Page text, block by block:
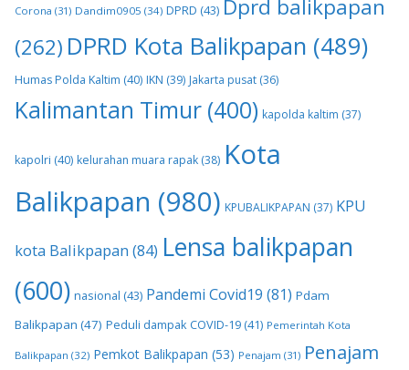
Corona (31) Dandim0905 (34) DPRD (43) Dprd balikpapan
(262) DPRD Kota Balikpapan (489)
Humas Polda Kaltim (40) IKN (39) Jakarta pusat (36)
Kalimantan Timur (400) kapolda kaltim (37)
kapolri (40) kelurahan muara rapak (38) Kota
Balikpapan (980) KPUBALIKPAPAN (37) KPU
kota Balikpapan (84) Lensa balikpapan
(600) nasional (43) Pandemi Covid19 (81) Pdam
Balikpapan (47) Peduli dampak COVID-19 (41) Pemerintah Kota
Balikpapan (32) Pemkot Balikpapan (53) Penajam (31) Penajam